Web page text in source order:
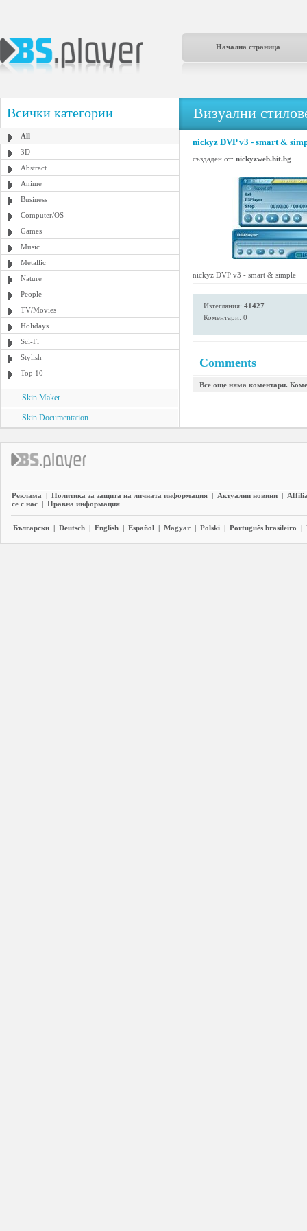
Начална страница
Всички категории
All
3D
Abstract
Anime
Business
Computer/OS
Games
Music
Metallic
Nature
People
TV/Movies
Holidays
Sci-Fi
Stylish
Top 10
Skin Maker
Skin Documentation
Визуални
nickyz DVP v3 - smart &
създаден от: nickyzweb.hit.bg
nickyz DVP v3 - smart & simple
Изтегляния: 41427
Коментари: 0
Comments
Все още няма коментари.
Реклама | Политика за защита на личната информация | Актуални новини |
се с нас | Правна информация
Български | Deutsch | English | Español | Magyar | Polski | Português brasileiro |